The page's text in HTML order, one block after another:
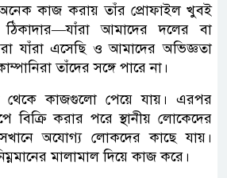
কাজ করায় তাঁর প্রোফাইল খুবই
ঠিকাদার—যাঁরা আমাদের দলের বা
যাঁরা এসেছি ও আমাদের অভিজ্ঞতা
তাঁদের সঙ্গে পারে না।
থেকে কাজগুলো পেয়ে যায়। এরপর
বিক্রি করার পরে স্থানীয় লোকেদের
অযোগ্য লোকদের কাছে যায়।
মালামাল দিয়ে কাজ করে।